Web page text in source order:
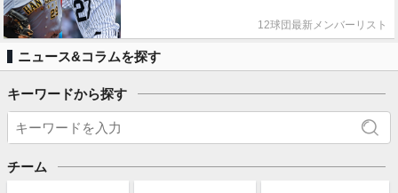
12球団最新メンバーリスト
ニュース&コラムを探す
キーワードから探す
チーム